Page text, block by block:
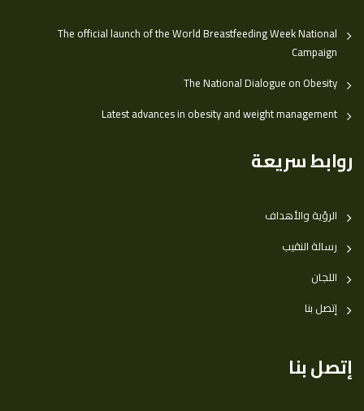
The official launch of the World Breastfeeding Week National
Campaign
The National Dialogue on Obesity
Latest advances in obesity and weight management
روابط سريعة
الرؤية والأهداف
رسالة النقيب
اللجان
إتصل بنا
إتصل بنا